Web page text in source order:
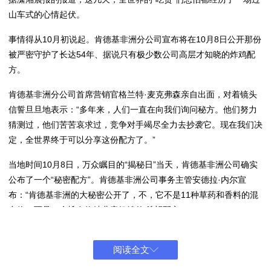
山车式的心情起伏。
事情得从10月初说起。肯德基非洲分公司宣布将在10月8日公开那份
被严密守护了长达54年、据说只有极少数公司高层才知晓的炸鸡配
方。
肯德基非洲分公司首席营销官格兰特·麦克弗森亲自出面，对着镜头
信誓旦旦地表示：“多年来，人们一直在向我们询问秘方。他们努力
猜测过，他们苦苦哀求过，竞争对手竭尽全力去抄袭它。现在我们决
定，全世界终于可以分享这份配方了。”
当地时间10月8日，万众瞩目的“揭秘日”当天，肯德基非洲公司确实
公布了一个“秘密配方”。肯德基非洲公司事务主管安德拉·内尔宣
布：“肯德基非洲的大秘密公开了，不，它不是11种草药和香料的混
合物，而是一个旨在终结儿童饥饿的‘希望配方’。”
南非已经默默运行了16年之久的公益项目“Add Hope”（增添希
阅读全文